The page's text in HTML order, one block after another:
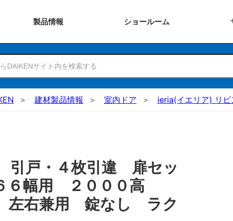
製品情報 ショールーム
建材製品情報 室内ドア ieria(イエリア) リ
戸・４枚引違 扉セッ
６幅用 ２０００高
左右兼用 錠なし ラク